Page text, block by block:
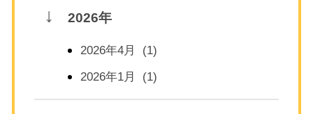
2026年
2026年4月 (1)
2026年1月 (1)